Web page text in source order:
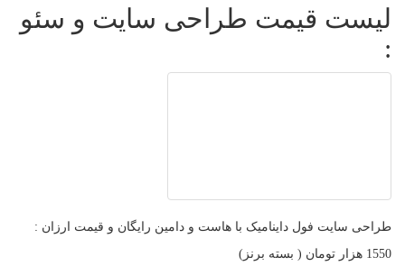
لیست قیمت طراحی سایت و سئو
:
طراحی سایت فول داینامیک با هاست و دامین رایگان و قیمت ارزان :
1550 هزار تومان ( بسته برنز)